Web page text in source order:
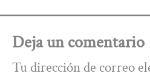
Deja un comentario
Tu dirección de correo